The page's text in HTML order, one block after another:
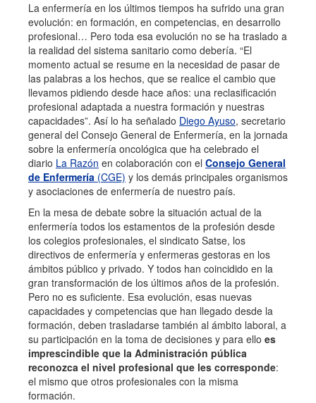
La enfermería en los últimos tiempos ha sufrido una gran
evolución: en formación, en competencias, en desarrollo
profesional… Pero toda esa evolución no se ha traslado a
la realidad del sistema sanitario como debería. “El
momento actual se resume en la necesidad de pasar de
las palabras a los hechos, que se realice el cambio que
llevamos pidiendo desde hace años: una reclasificación
profesional adaptada a nuestra formación y nuestras
capacidades”. Así lo ha señalado Diego Ayuso, secretario
general del Consejo General de Enfermería, en la jornada
sobre la enfermería oncológica que ha celebrado el
diario La Razón en colaboración con el Consejo General
de Enfermería (CGE) y los demás principales organismos
y asociaciones de enfermería de nuestro país.
En la mesa de debate sobre la situación actual de la
enfermería todos los estamentos de la profesión desde
los colegios profesionales, el sindicato Satse, los
directivos de enfermería y enfermeras gestoras en los
ámbitos público y privado. Y todos han coincidido en la
gran transformación de los últimos años de la profesión.
Pero no es suficiente. Esa evolución, esas nuevas
capacidades y competencias que han llegado desde la
formación, deben trasladarse también al ámbito laboral, a
su participación en la toma de decisiones y para ello es
imprescindible que la Administración pública
reconozca el nivel profesional que les corresponde:
el mismo que otros profesionales con la misma
formación.